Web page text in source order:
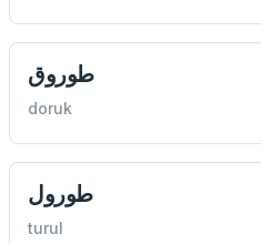
طوروق
doruk
طورول
turul